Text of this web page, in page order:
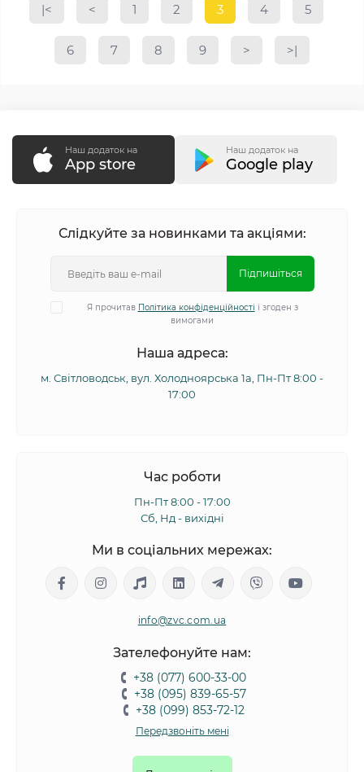
|< < 1 2 3 4 5
6 7 8 9 > >|
Наш додаток на
App store
Наш додаток на
Google play
Слідкуйте за новинками та акціями:
Підпишіться
Я прочитав Політика конфіденційності і згоден з
вимогами
Наша адреса:
м. Світловодськ, вул. Холодноярська 1а, Пн-Пт 8:00 -
17:00
Час роботи
Пн-Пт 8:00 - 17:00
Сб, Нд - вихідні
Ми в соціальних мережах:
info@zvc.com.ua
Зателефонуйте нам:
+38 (077) 600-33-00
+38 (095) 839-65-57
+38 (099) 853-72-12
Передзвоніть мені